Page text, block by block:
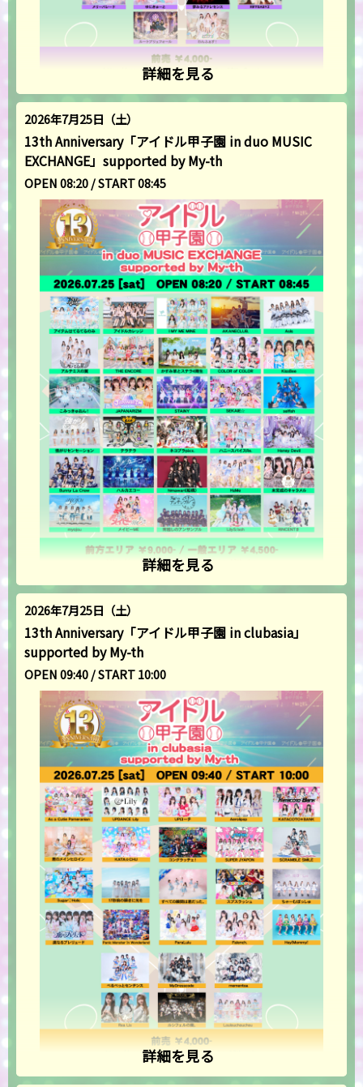
詳細を見る
2026年7月25日（土）
13th Anniversary「アイドル甲子園 in duo MUSIC
EXCHANGE」supported by My-th
OPEN 08:20 / START 08:45
詳細を見る
2026年7月25日（土）
13th Anniversary「アイドル甲子園 in clubasia」
supported by My-th
OPEN 09:40 / START 10:00
詳細を見る